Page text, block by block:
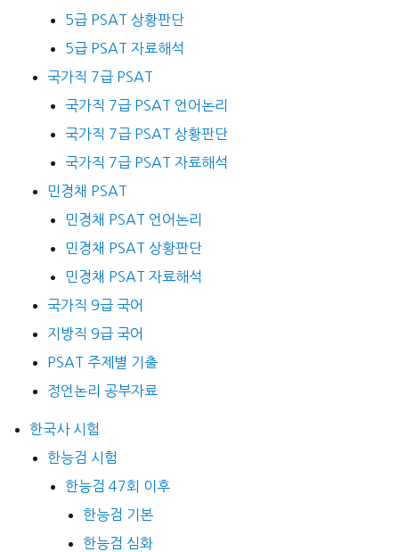
5급 PSAT 상황판단
5급 PSAT 자료해석
국가직 7급 PSAT
국가직 7급 PSAT 언어논리
국가직 7급 PSAT 상황판단
국가직 7급 PSAT 자료해석
민경채 PSAT
민경채 PSAT 언어논리
민경채 PSAT 상황판단
민경채 PSAT 자료해석
국가직 9급 국어
지방직 9급 국어
PSAT 주제별 기출
정언논리 공부자료
한국사 시험
한능검 시험
한능검 47회 이후
한능검 기본
한능검 심화